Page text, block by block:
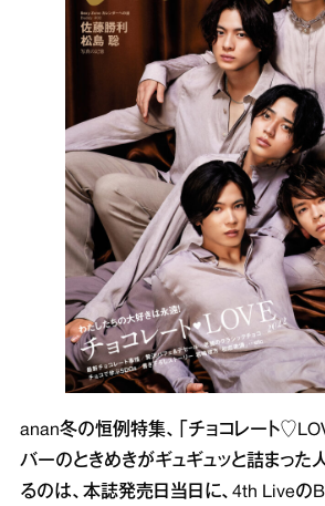
anan冬の恒例特集、「チョコレート
バーのときめきがギュギュッと詰まった
るのは、本誌発売日当日に、4th Liveの